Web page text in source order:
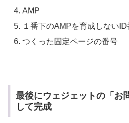
AMP
１番下のAMPを育成しないID
つくった固定ページの番号
最後にウェジェットの「お
して完成